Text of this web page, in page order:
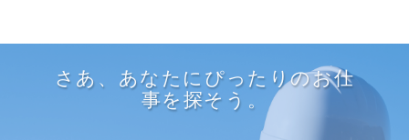
さあ、あなたにぴったりのお仕
事を探そう。